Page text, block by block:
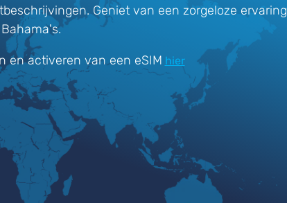
Geniet van een zorgeloze ervaring
en activeren van een eSIM hier